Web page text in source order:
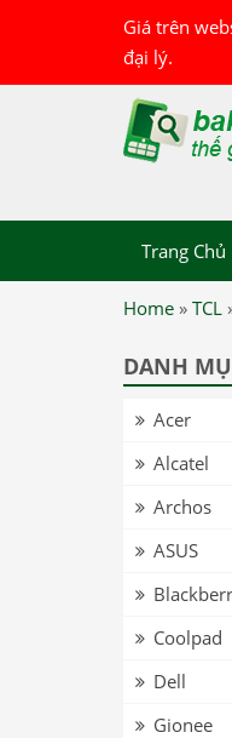
Giá trên
đại lý.
Trang Chủ
Home » TCL
DANH
Acer
Alcatel
Archos
ASUS
Coolpad
Dell
Gionee